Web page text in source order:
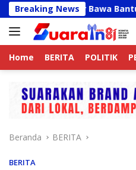
Langsung
ke
konten
Breaking News
Bawa Bantuan
Home BERITA POLITIK
Beranda BERITA
BERITA